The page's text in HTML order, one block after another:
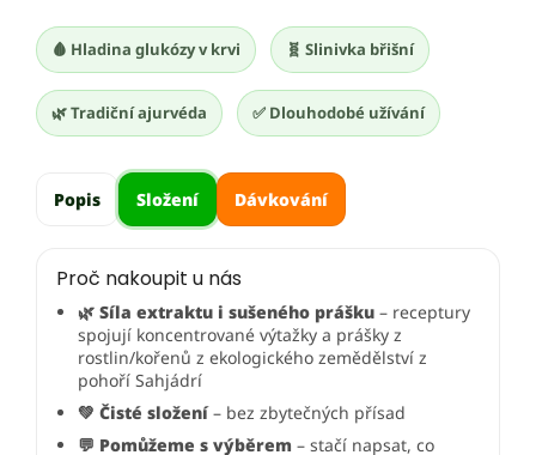
🩸 Hladina glukózy v krvi 🧬 Slinivka břišní
🌿 Tradiční ajurvéda ✅ Dlouhodobé užívání
Popis Složení Dávkování
Proč nakoupit u nás
🌿 Síla extraktu i sušeného prášku – receptury
spojují koncentrované výtažky a prášky z
rostlin/kořenů z ekologického zemědělství z
pohoří Sahjádrí
💚 Čisté složení– bez zbytečných přísad
💬 Pomůžeme s výběrem – stačí napsat, co